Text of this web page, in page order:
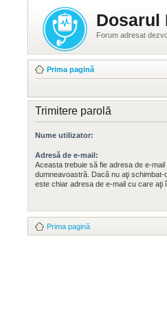
Dosarul
Forum adresat
Prima pagină
Trimitere parolă
Nume utilizator:
Adresă de e-mail:
Aceasta trebuie să fie adresa de e-
dumneavoastră. Dacă nu aţi schimbat-
este chiar adresa de e-mail cu care aţi
Prima pagină